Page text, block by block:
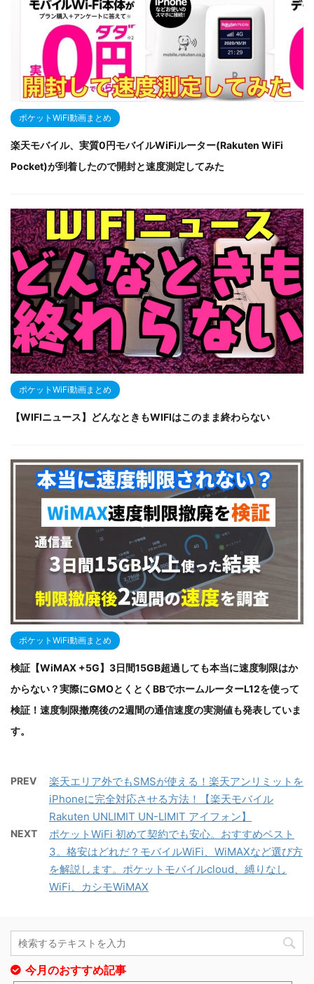
ポケットWiFi動画まとめ
楽天モバイル、実質0円モバイルWiFiルーター(Rakuten WiFi
Pocket)が到着したので開封と速度測定してみた
ポケットWiFi動画まとめ
【WIFIニュース】どんなときもWIFIはこのまま終わらない
ポケットWiFi動画まとめ
検証【WiMAX +5G】3日間15GB超過しても本当に速度制限はか
からない？実際にGMOとくとくBBでホームルーターL12を使って
検証！速度制限撤廃後の2週間の通信速度の実測値も発表していま
す。
PREV
楽天エリア外でもSMSが使える！楽天アンリミットを
iPhoneに完全対応させる方法！【楽天モバイル
Rakuten UNLIMIT UN-LIMIT アイフォン】
NEXT
ポケットWiFi 初めて契約でも安心。おすすめベスト
3。格安はどれだ？モバイルWiFi、WiMAXなど選び方
を解説します。ポケットモバイルcloud、縛りなし
WiFi、カシモWiMAX
今月のおすすめ記事